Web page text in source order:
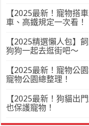
【2025最新！寵物搭
車、高鐵規定一次看！
【2025精選懶人包】
狗狗一起去逛街吧～
【2025最新！寵物公
寵物公園總整理！
【2025最新！狗貓出
也保護寵物！